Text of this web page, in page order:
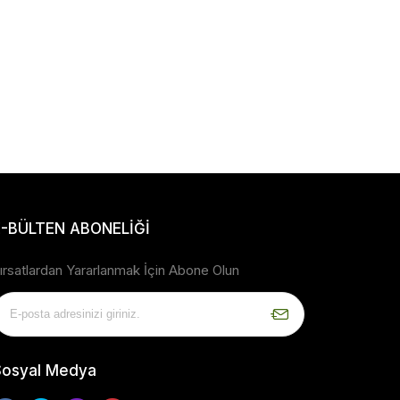
BÜLTEN ABONELİĞİ
Yararlanmak İçin Abone Olun
Medya